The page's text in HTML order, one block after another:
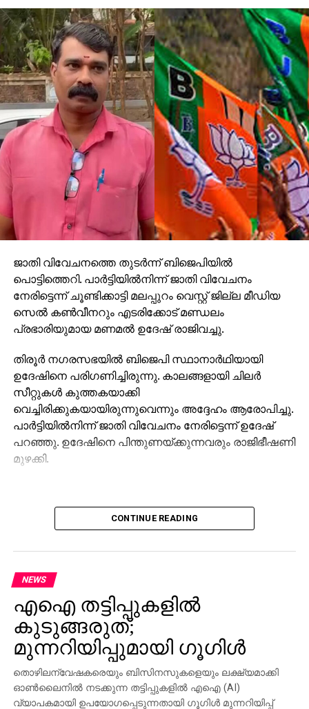
ജാതി വിവേചനത്തെ തുടര്‍ന്ന് ബിജെപിയില്‍
പൊട്ടിത്തെറി. പാര്‍ട്ടിയില്‍നിന്ന് ജാതി വിവേചനം
നേരിട്ടെന്ന് ചൂണ്ടിക്കാട്ടി മലപ്പുറം വെസ്റ്റ് ജില്ല മീഡിയ
സെല്‍ കണ്‍വീനറും എടരിക്കോട് മണ്ഡലം
പ്രഭാരിയുമായ മണമല്‍ ഉദേഷ് രാജിവച്ചു.
തിരൂര്‍ നഗരസഭയില്‍ ബിജെപി സ്ഥാനാര്‍ഥിയായി
ഉദേഷിനെ പരിഗണിച്ചിരുന്നു. കാലങ്ങളായി ചിലര്‍
സീറ്റുകള്‍ കുത്തകയാക്കി
വെച്ചിരിക്കുകയായിരുന്നുവെന്നും അദ്ദേഹം ആരോപിച്ചു.
പാര്‍ട്ടിയില്‍നിന്ന് ജാതി വിവേചനം നേരിട്ടെന്ന് ഉദേഷ്
പറഞ്ഞു. ഉദേഷിനെ പിന്തുണയ്ക്കുന്നവരും രാജിഭീഷണി
മുഴക്കി.
CONTINUE READING
NEWS
എഐ തട്ടിപ്പുകളില്‍
കുടുങ്ങരുത്;
മുന്നറിയിപ്പുമായി ഗൂഗിള്‍
തൊഴിലന്വേഷകരെയും ബിസിനസുകളെയും ലക്ഷ്യമാക്കി
ഓണ്‍ലൈനില്‍ നടക്കുന്ന തട്ടിപ്പുകളില്‍ എഐ (AI)
വ്യാപകമായി ഉപയോഗപ്പെടുന്നതായി ഗൂഗിള്‍ മുന്നറിയിപ്പ്